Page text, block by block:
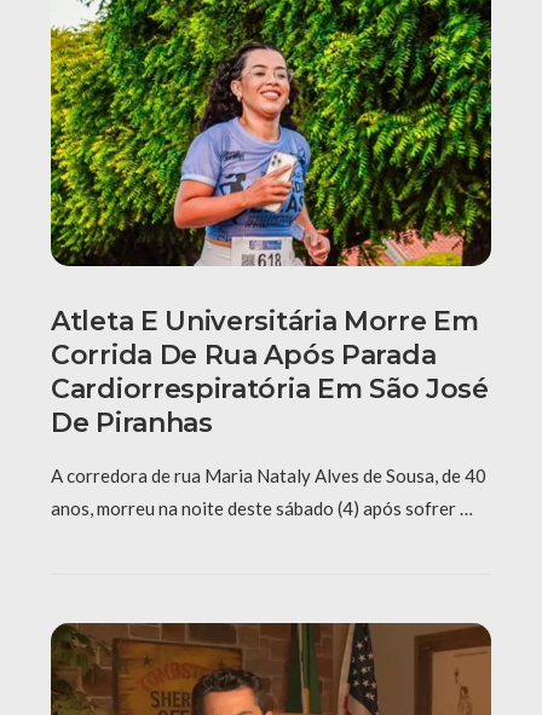
Atleta E Universitária Morre Em
Corrida De Rua Após Parada
Cardiorrespiratória Em São José
De Piranhas
A corredora de rua Maria Nataly Alves de Sousa, de 40
anos, morreu na noite deste sábado (4) após sofrer …